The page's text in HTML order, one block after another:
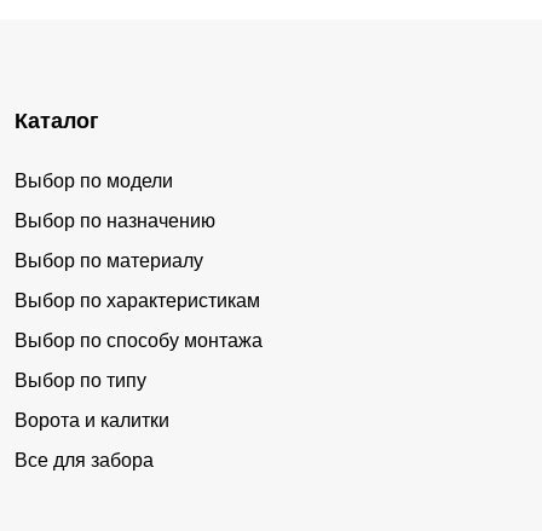
Каталог
Выбор по модели
Выбор по назначению
Выбор по материалу
Выбор по характеристикам
Выбор по способу монтажа
Выбор по типу
Ворота и калитки
Все для забора